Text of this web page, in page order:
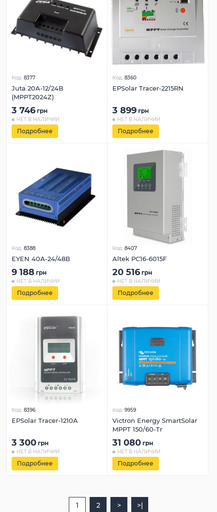
Код: 8377
Juta 20А-12/24В
(MPPT2024Z)
3 746 грн
НЕТ В НАЛИЧИИ
Подробнее
Код: 8360
EPSolar Tracer-2215RN
3 899 грн
НЕТ В НАЛИЧИИ
Подробнее
Код: 8388
EYEN 40А-24/48В
9 188 грн
НЕТ В НАЛИЧИИ
Подробнее
Код: 8407
Altek PC16-6015F
20 516 грн
НЕТ В НАЛИЧИИ
Подробнее
Код: 8396
EPSolar Tracer-1210A
3 300 грн
НЕТ В НАЛИЧИИ
Подробнее
Код: 9959
Victron Energy SmartSolar
MPPT 150/60-Tr
31 080 грн
НЕТ В НАЛИЧИИ
Подробнее
1 2 > >|